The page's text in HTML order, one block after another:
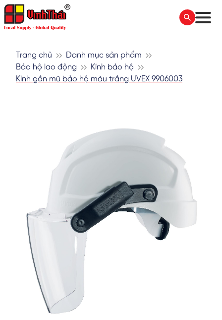
Trang chủ
Danh mục sản phẩm
Bảo hộ lao động
Kính bảo hộ
Kính gắn mũ bảo hộ màu trắng UVEX 9906003